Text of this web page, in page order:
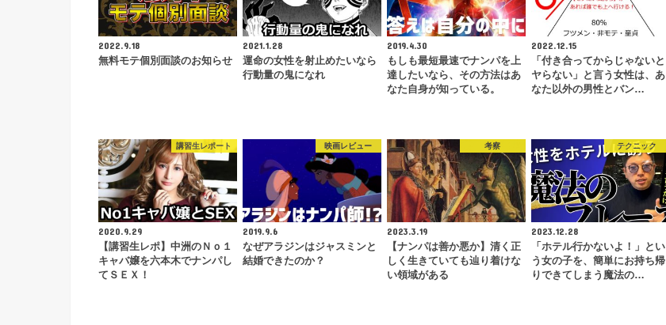
2022.9.18
無料モテ個別面談のお知らせ
2021.1.28
運命の女性を射止めたいなら
行動量の鬼になれ
2019.4.30
もしも最短最速でナンパを上
達したいなら、その方法はあ
なた自身が知っている。
2022.12.15
「付き合ってからじゃないと
ヤらない」と言う女性は、あ
なた以外の男性とバン…
講習生レポート
2020.9.29
【講習生レポ】中洲のＮｏ１
キャバ嬢を六本木でナンパし
てＳＥＸ！
映画レビュー
2019.9.6
なぜアラジンはジャスミンと
結婚できたのか？
考察
2023.3.19
【ナンパは善か悪か】清く正
しく生きていても辿り着けな
い領域がある
テクニック
2023.12.28
「ホテル行かないよ！」とい
う女の子を、簡単にお持ち帰
りできてしまう魔法の…